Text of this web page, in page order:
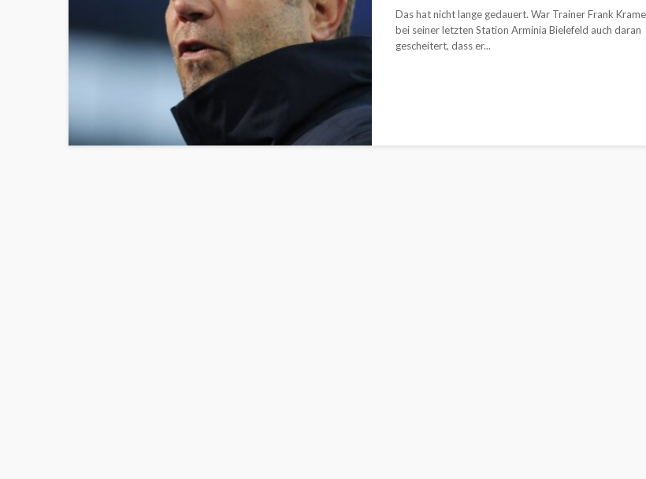
Das hat nicht lange gedauert. War Trainer Frank
bei seiner letzten Station Arminia Bielefeld auch daran
gescheitert, dass er...